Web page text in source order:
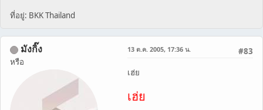
ที่อยู่: BKK Thailand
มังกิ๊ง
หรือ
#83
13 ต.ค. 2005, 17:36 น.
เฮ่ย
เฮ่ย